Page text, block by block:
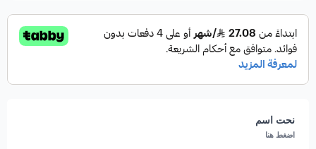
الباقة تكفي 25 شخص.
مميزات الشريطة الحمرا:
مجموعة فواكه متنوعة: تضم الباقة مزيجًا رائعًا من
بالنكهات.
تكفي 25 فردًا
نحت اسم
اضغط هنا